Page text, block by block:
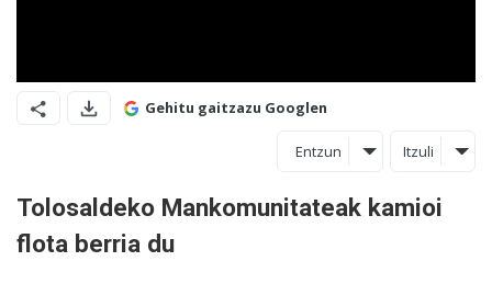
Gehitu gaitzazu Googlen
Entzun Itzuli
Tolosaldeko Mankomunitateak kamioi
flota berria du